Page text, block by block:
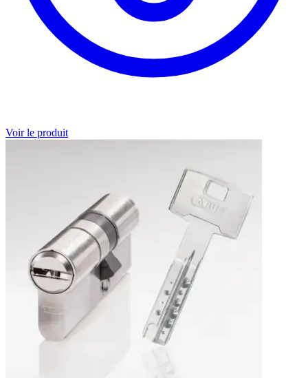
Voir le produit